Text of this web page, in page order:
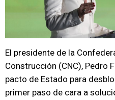
El presidente de la
Construcción (CNC), Pedro
pacto de Estado para
primer paso de cara a